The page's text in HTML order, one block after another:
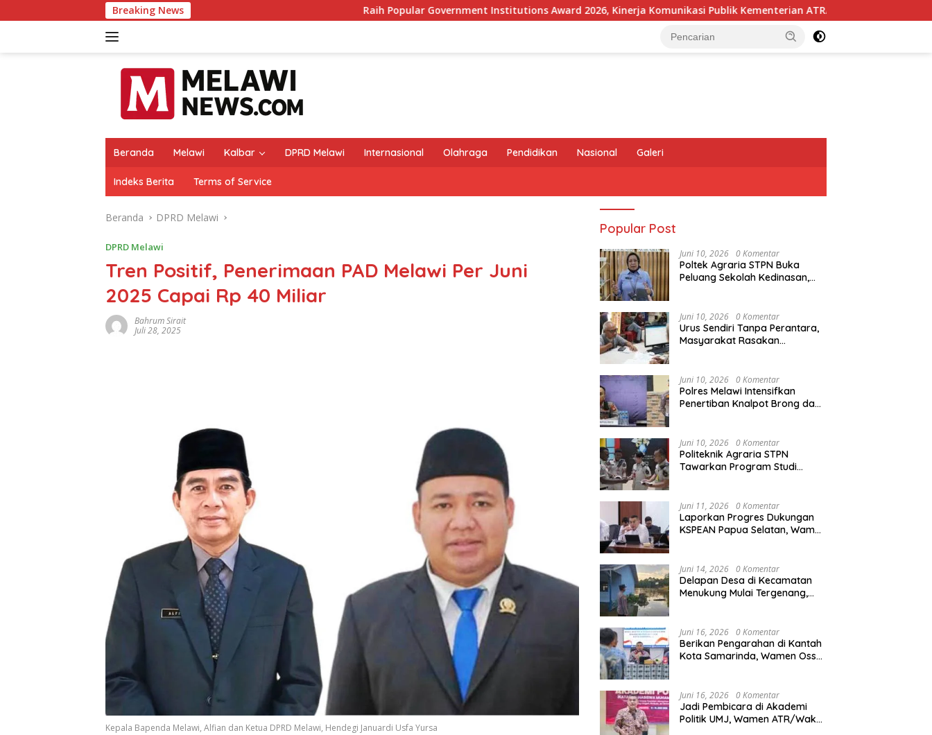
ke
Breaking News Raih Popular Government Institutions Award 2026, Kinerja Komunikasi Publik Kementerian ATR/BPN Kembali Diakui
Beranda Melawi Kalbar DPRD Melawi Internasional Olahraga Pendidikan Nasional Galeri
Indeks Berita Terms of Service
Beranda DPRD Melawi
DPRD Melawi
Tren Positif, Penerimaan PAD Melawi Per Juni
2025 Capai Rp 40 Miliar
Bahrum Sirait
Juli 28, 2025
Kepala Bapenda Melawi, Alfian dan Ketua DPRD Melawi, Hendegi Januardi Usfa Yursa
Popular Post
Juni 10, 2026 0 Komentar
Poltek Agraria STPN Buka
Peluang Sekolah Kedinasan,
Agraria/Pertanahan dan Tata
Ruang
Juni 10, 2026 0 Komentar
Urus Sendiri Tanpa Perantara,
Masyarakat Rasakan
Juni 10, 2026 0 Komentar
Polres Melawi Intensifkan
Penertiban Knalpot Brong dan
Juni 10, 2026 0 Komentar
Politeknik Agraria STPN
Tawarkan Program Studi
Juni 11, 2026 0 Komentar
Laporkan Progres Dukungan
KSPEAN Papua Selatan, Wamen
Nasional
Juni 14, 2026 0 Komentar
Delapan Desa di Kecamatan
Menukung Mulai Tergenang,
Juni 16, 2026 0 Komentar
Berikan Pengarahan di Kantah
Kota Samarinda, Wamen Ossy:
Kalimantan Timur
Juni 16, 2026 0 Komentar
Jadi Pembicara di Akademi
Politik UMJ, Wamen ATR/Waka